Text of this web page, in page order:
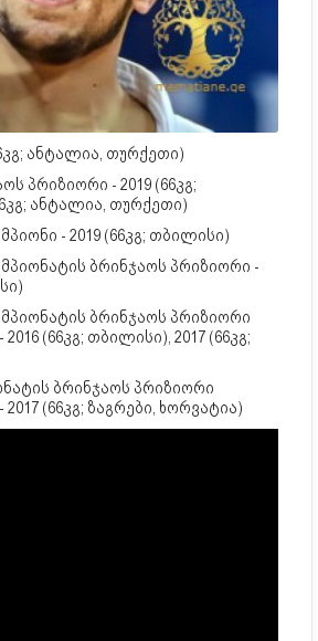
ანტალია, თურქეთი)
პრიზიორი - 2019 (66კგ;
ანტალია, თურქეთი)
- 2019 (66კგ; თბილისი)
ბრინჯაოს პრიზიორი -
ბრინჯაოს პრიზიორი
(66კგ; თბილისი), 2017 (66კგ;
ბრინჯაოს პრიზიორი
(66კგ; ზაგრები, ხორვატია)